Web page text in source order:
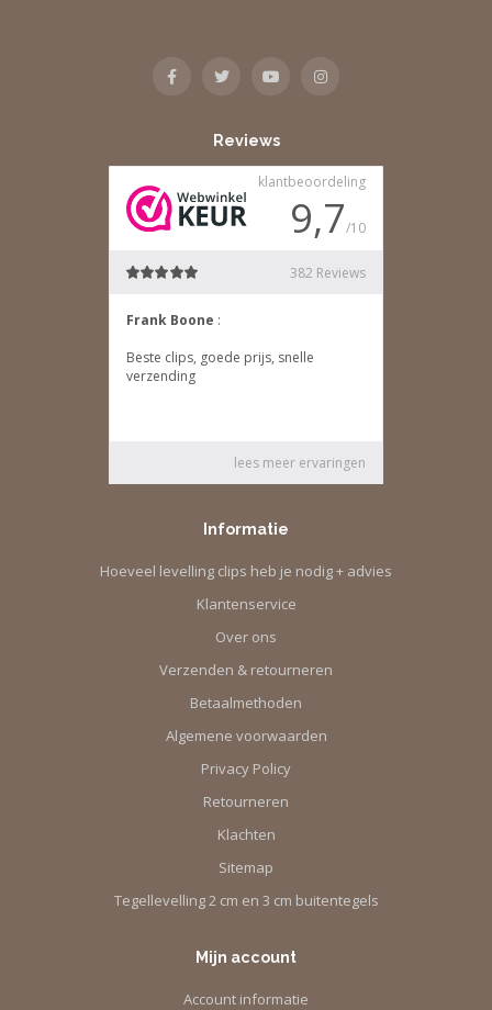
Reviews
Informatie
Hoeveel levelling clips heb je nodig + advies
Klantenservice
Over ons
Verzenden & retourneren
Betaalmethoden
Algemene voorwaarden
Privacy Policy
Retourneren
Klachten
Sitemap
Tegellevelling 2 cm en 3 cm buitentegels
Mijn account
Account informatie